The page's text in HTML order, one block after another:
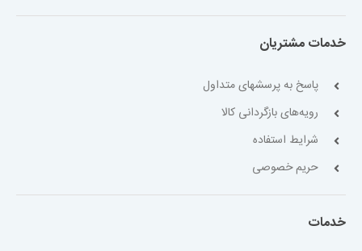
خدمات مشتریان
پاسخ به پرسشهای متداول
رویه‌های بازگردانی کالا
شرایط استفاده
حریم خصوصی
خدمات